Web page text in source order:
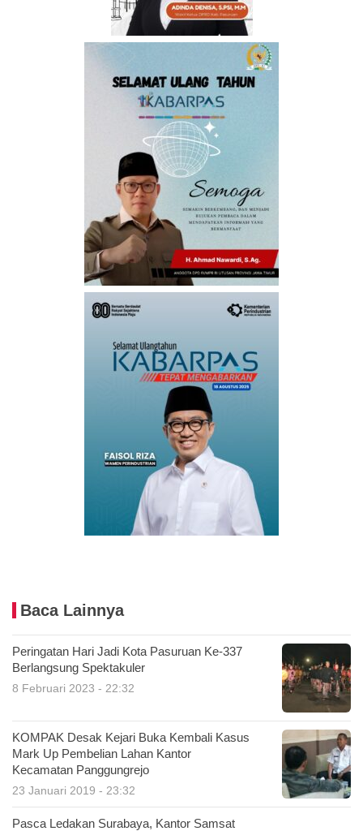
Baca Lainnya
Peringatan Hari Jadi Kota Pasuruan Ke-337
Berlangsung Spektakuler
8 Februari 2023 - 22:32
KOMPAK Desak Kejari Buka Kembali Kasus
Mark Up Pembelian Lahan Kantor
Kecamatan Panggungrejo
23 Januari 2019 - 23:32
Pasca Ledakan Surabaya, Kantor Samsat